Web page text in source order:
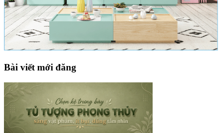
Bài viết mới đăng